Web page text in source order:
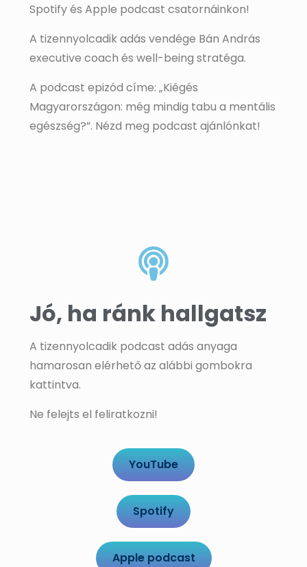
Spotify és Apple podcast csatornáinkon!
A tizennyolcadik adás vendége Bán András
executive coach és well-being stratéga.
A podcast epizód címe: „Kiégés
Magyarországon: még mindig tabu a mentális
egészség?”. Nézd meg podcast ajánlónkat!
Jó, ha ránk hallgatsz
A tizennyolcadik podcast adás anyaga
hamarosan elérhető az alábbi gombokra
kattintva.
Ne felejts el feliratkozni!
YouTube
Spotify
Apple podcast